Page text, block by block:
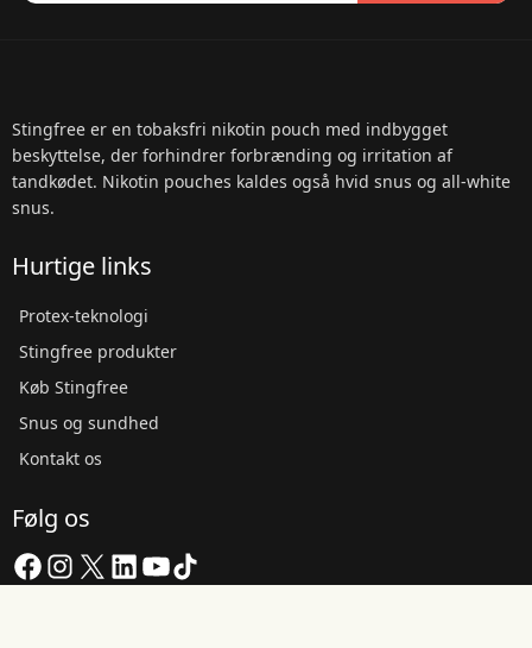
Stingfree er en tobaksfri nikotin pouch med indbygget
beskyttelse, der forhindrer forbrænding og irritation af
tandkødet. Nikotin pouches kaldes også hvid snus og all-white
snus.
Hurtige links
Protex-teknologi
Stingfree produkter
Køb Stingfree
Snus og sundhed
Kontakt os
Følg os
Facebook
Instagram
X LinkedIn
YouTube
TikTok